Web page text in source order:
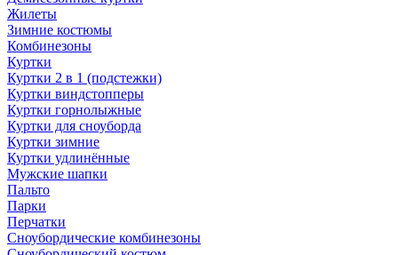
Жилеты
Зимние костюмы
Комбинезоны
Куртки
Куртки 2 в 1 (подстежки)
Куртки виндстопперы
Куртки горнолыжные
Куртки для сноуборда
Куртки зимние
Куртки удлинённые
Мужские шапки
Пальто
Парки
Перчатки
Сноубордические комбинезоны